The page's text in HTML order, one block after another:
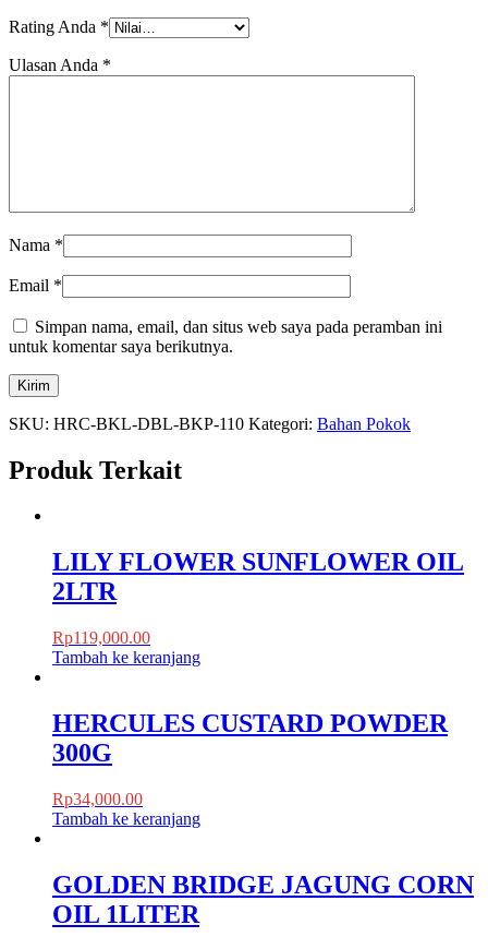
Rating Anda *
Ulasan Anda *
Nama *
Email *
Simpan nama, email, dan situs web saya pada peramban ini
untuk komentar saya berikutnya.
SKU: HRC-BKL-DBL-BKP-110 Kategori: Bahan Pokok
Produk Terkait
LILY FLOWER SUNFLOWER OIL
2LTR
Rp119,000.00
Tambah ke keranjang
HERCULES CUSTARD POWDER
300G
Rp34,000.00
Tambah ke keranjang
GOLDEN BRIDGE JAGUNG CORN
OIL 1LITER